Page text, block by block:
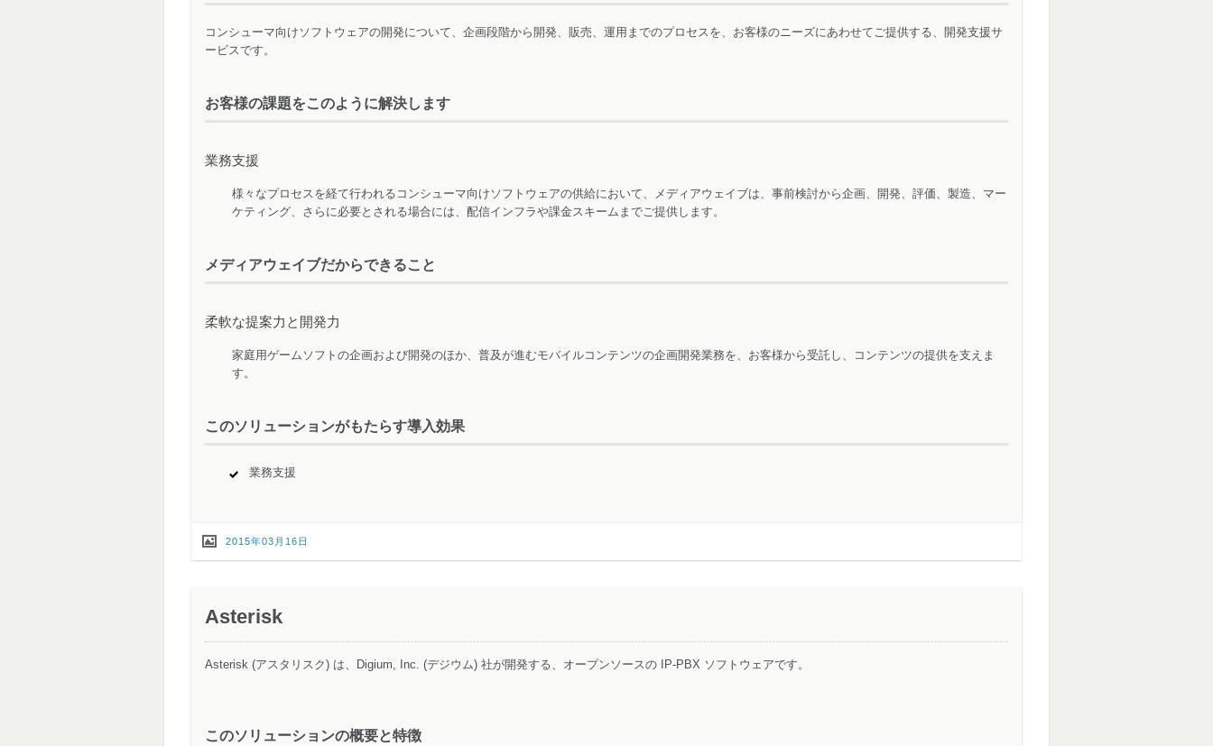
コンシューマ向けソフトウェアの開発について、企画段階から開発、販売、運用までのプロセスを、お客様のニーズにあわせてご提供する、開発支援サ
ービスです。
お客様の課題をこのように解決します
業務支援
様々なプロセスを経て行われるコンシューマ向けソフトウェアの供給において、メディアウェイブは、事前検討から企画、開発、評価、製造、マー
ケティング、さらに必要とされる場合には、配信インフラや課金スキームまでご提供します。
メディアウェイブだからできること
柔軟な提案力と開発力
家庭用ゲームソフトの企画および開発のほか、普及が進むモバイルコンテンツの企画開発業務を、お客様から受託し、コンテンツの提供を支えま
す。
このソリューションがもたらす導入効果
業務支援
2015年03月16日
Asterisk
Asterisk (アスタリスク) は、Digium, Inc. (デジウム) 社が開発する、オープンソースの IP-PBX ソフトウェアです。
このソリューションの概要と特徴